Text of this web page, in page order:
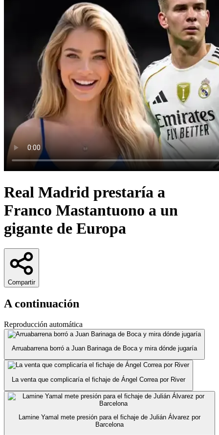
Real Madrid prestaría a
Franco Mastantuono a un
gigante de Europa
Compartir
A continuación
Reproducción automática
Arruabarrena borró a Juan Barinaga de Boca y mira dónde jugaría
La venta que complicaría el fichaje de Ángel Correa por River
Lamine Yamal mete presión para el fichaje de Julián Álvarez por
Barcelona